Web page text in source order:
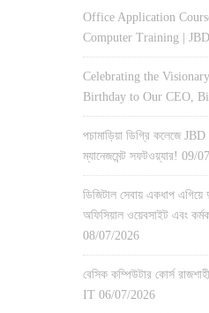
Office Application
Computer Training |
Celebrating the
Birthday to Our CEO,
পচামাড়িয়া ডিগ্রি কলেজে
ম্যানেজমেন্ট সফটওয়্যার! 09/
ডিজিটাল সেবায় একধাপ
অফিসিয়াল ওয়েবসাইট এবং
08/07/2026
বেসিক কম্পিউটার কোর্স
IT 06/07/2026